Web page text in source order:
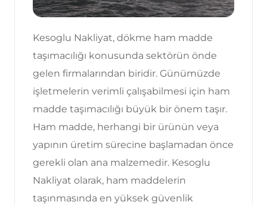
Kesoglu Nakliyat, dökme ham madde
taşımacılığı konusunda sektörün önde
gelen firmalarından biridir. Günümüzde
işletmelerin verimli çalışabilmesi için ham
madde taşımacılığı büyük bir önem taşır.
Ham madde, herhangi bir ürünün veya
yapının üretim sürecine başlamadan önce
gerekli olan ana malzemedir. Kesoglu
Nakliyat olarak, ham maddelerin
taşınmasında en yüksek güvenlik